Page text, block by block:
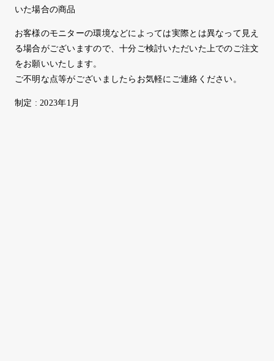
いた場合の商品
お客様のモニターの環境などによっては実際とは異なって見え
る場合がございますので、十分ご検討いただいた上でのご注文
をお願いいたします。
ご不明な点等がございましたらお気軽にご連絡ください。
制定 : 2023年1月